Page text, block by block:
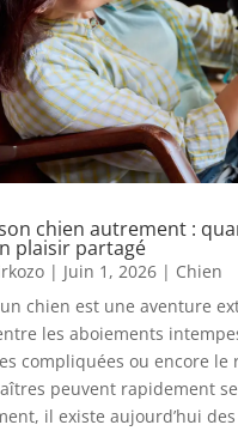
chien autrement :
plaisir partagé
| Juin 1, 2026 | Chien
chien est une aventure
les aboiements
compliquées ou encore
peuvent rapidement
il existe aujourd’hui